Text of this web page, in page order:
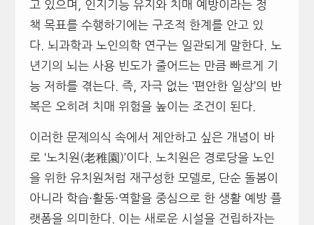
고 있으며, 인지기능 유지와 치매 예방이라는 정
책 목표를 수행하기에는 구조적 한계를 안고 있
다. 뇌과학과 노인의학 연구는 일관되게 말한다. 노
년기의 뇌는 사용 빈도가 줄어드는 만큼 빠르게 기
능 저하를 겪는다. 즉, 자극 없는 ‘편안한 일상’의 반
복은 오히려 치매 위험을 높이는 조건이 된다.
이러한 문제의식 속에서 제안하고 싶은 개념이 바
로 ‘노치원(老稚園)’이다. 노치원은 경로당을 노인
을 위한 유치원처럼 재구성한 모델로, 단순 돌봄이
아니라 학습·활동·역할을 중심으로 한 생활 예방 플
랫폼을 의미한다. 이는 새로운 시설을 건립하자는